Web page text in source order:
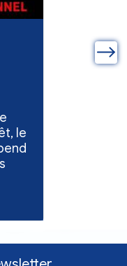
le
Santé
Feux